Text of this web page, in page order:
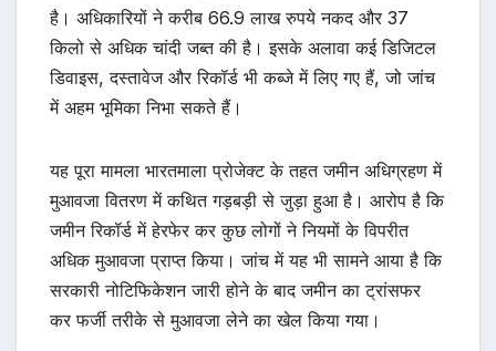
है। अधिकारियों ने करीब 66.9 लाख रुपये नकद और 37
किलो से अधिक चांदी जब्त की है। इसके अलावा कई डिजिटल
डिवाइस, दस्तावेज और रिकॉर्ड भी कब्जे में लिए गए हैं, जो जांच
में अहम भूमिका निभा सकते हैं।
यह पूरा मामला भारतमाला प्रोजेक्ट के तहत जमीन अधिग्रहण में
मुआवजा वितरण में कथित गड़बड़ी से जुड़ा हुआ है। आरोप है कि
जमीन रिकॉर्ड में हेरफेर कर कुछ लोगों ने नियमों के विपरीत
अधिक मुआवजा प्राप्त किया। जांच में यह भी सामने आया है कि
सरकारी नोटिफिकेशन जारी होने के बाद जमीन का ट्रांसफर
कर फर्जी तरीके से मुआवजा लेने का खेल किया गया।